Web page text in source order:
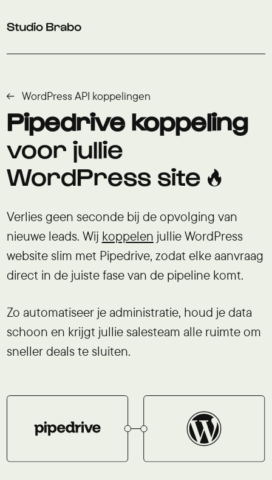
WordPress API koppelingen
Pipedrive koppeling
voor jullie
WordPress site 🔥
Verlies geen seconde bij de opvolging van
nieuwe leads. Wij koppelen jullie WordPress
website slim met Pipedrive, zodat elke aanvraag
direct in de juiste fase van de pipeline komt.
Zo automatiseer je administratie, houd je data
schoon en krijgt jullie salesteam alle ruimte om
sneller deals te sluiten.